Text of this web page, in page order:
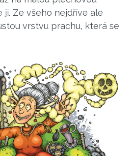
ji. Ze všeho nejdříve ale
vrstvu prachu, která se